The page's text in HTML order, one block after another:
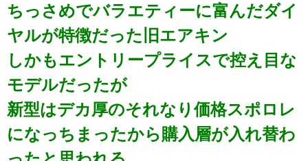
ちっさめでバラエティーに富んだダイ
ヤルが特徴だった旧エアキン
しかもエントリープライスで控え目な
モデルだったが
新型はデカ厚のそれなり価格スポロレ
になっちまったから購入層が入れ替わ